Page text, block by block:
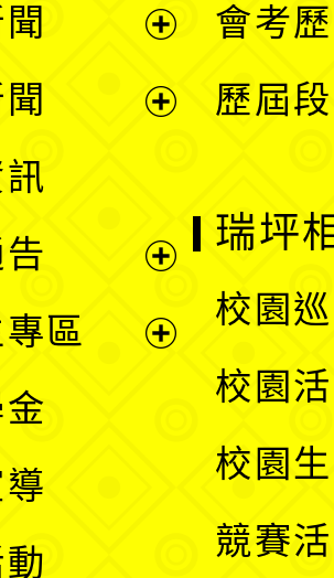
單
選
單
區
會考
歷屆
瑞坪
校園
校園
校園
競賽